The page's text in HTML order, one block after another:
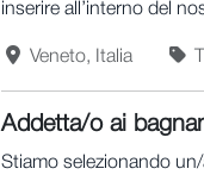
inserire all’interno del
Veneto, Italia
Addetta/o ai
Stiamo selezionando